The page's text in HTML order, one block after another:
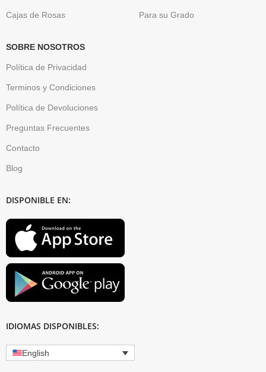
Cajas de Rosas Para su Grado
SOBRE NOSOTROS
Política de Privacidad
Terminos y Condiciones
Política de Devoluciones
Preguntas Frecuentes
Contacto
Blog
DISPONIBLE EN:
IDIOMAS DISPONIBLES:
English